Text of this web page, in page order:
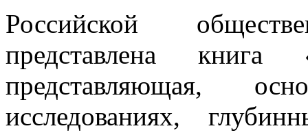
Российской
представлена
представляющая,
исследованиях,